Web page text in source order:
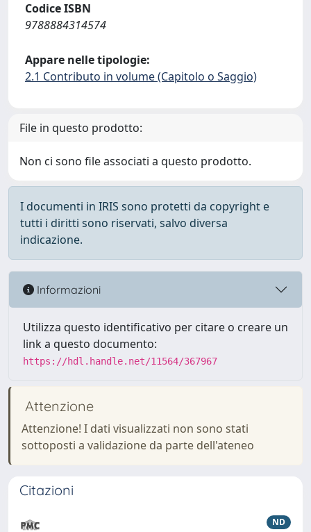
Codice ISBN
9788884314574
Appare nelle tipologie:
2.1 Contributo in volume (Capitolo o Saggio)
File in questo prodotto:
Non ci sono file associati a questo prodotto.
I documenti in IRIS sono protetti da copyright e
tutti i diritti sono riservati, salvo diversa
indicazione.
Informazioni
Utilizza questo identificativo per citare o creare un
link a questo documento:
https://hdl.handle.net/11564/367967
Attenzione
Attenzione! I dati visualizzati non sono stati
sottoposti a validazione da parte dell'ateneo
Citazioni
ND